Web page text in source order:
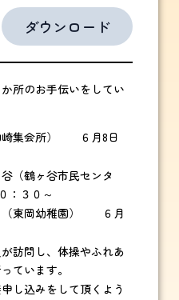
ダウンロード
所のお手伝いをしてい
集会所） ６月8日
鶴ヶ谷市民センタ
３０～
東岡幼稚園） ６月
訪問し、体操やふれあ
ています。
し込みをして頂くよう